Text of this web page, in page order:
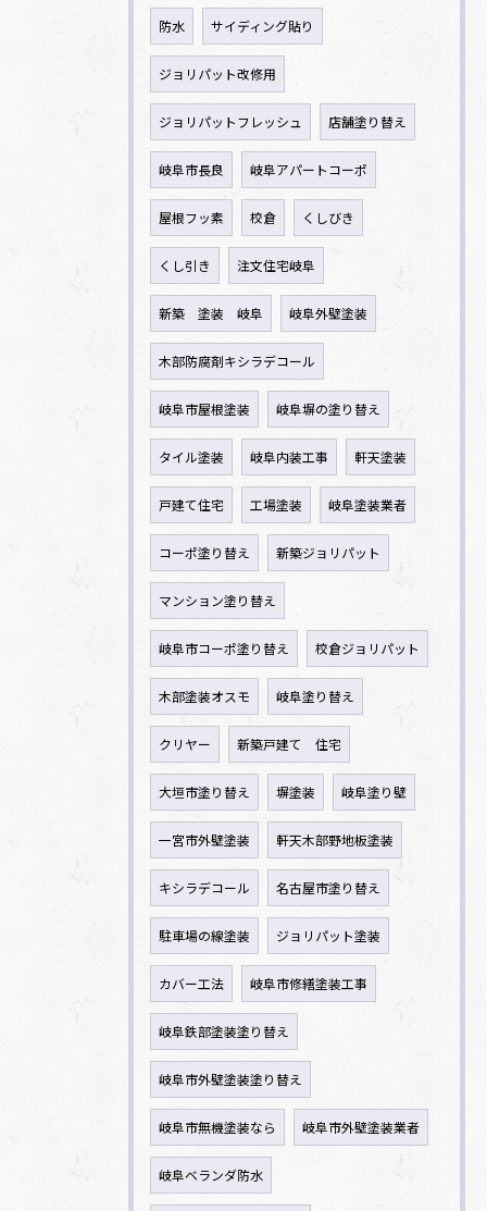
防水 サイディング貼り
ジョリパット改修用
ジョリパットフレッシュ 店舗塗り替え
岐阜市長良 岐阜アパートコーポ
屋根フッ素 校倉 くしびき
くし引き 注文住宅岐阜
新築 塗装 岐阜 岐阜外壁塗装
木部防腐剤キシラデコール
岐阜市屋根塗装 岐阜塀の塗り替え
タイル塗装 岐阜内装工事 軒天塗装
戸建て住宅 工場塗装 岐阜塗装業者
コーポ塗り替え 新築ジョリパット
マンション塗り替え
岐阜市コーポ塗り替え 校倉ジョリパット
木部塗装オスモ 岐阜塗り替え
クリヤー 新築戸建て 住宅
大垣市塗り替え 塀塗装 岐阜塗り壁
一宮市外壁塗装 軒天木部野地板塗装
キシラデコール 名古屋市塗り替え
駐車場の線塗装 ジョリパット塗装
カバー工法 岐阜市修繕塗装工事
岐阜鉄部塗装塗り替え
岐阜市外壁塗装塗り替え
岐阜市無機塗装なら 岐阜市外壁塗装業者
岐阜ベランダ防水